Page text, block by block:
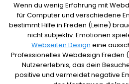
Wenn du wenig Erfahrung mit
für Computer und verschiedene
bestimmt Hilfe in Freden (Leine)
nicht subjektiv. Emotionen
Webseiten Design eine
Professionelles Webdesign Freden
Nutzererlebnis, das dein
positive und vermeidet negative